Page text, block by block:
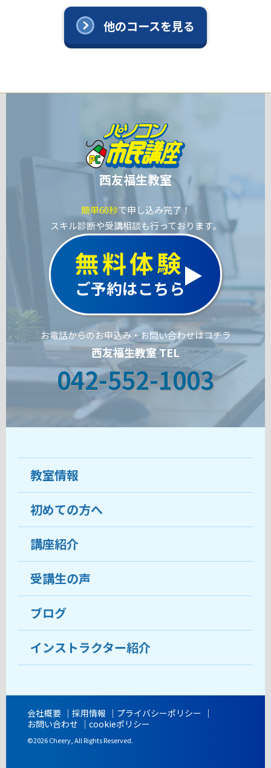
他のコースを見る
西友福生教室
簡単60秒で申し込み完了！
スキル診断や受講相談も行っております。
無料体験
ご予約はこちら
お電話からのお申込み・お問い合わせはコチラ
西友福生教室 TEL
042-552-1003
教室情報
教室について
受講生の声
おすすめ・人気の講座
目的から講座を探す
教室ブログ
開講時間
初めての方へ
ココがおすすめ
料金
受講までの流れ
よくあるご質問
講座紹介
受講生の声
ブログ
インストラクター紹介
会社概要 採用情報
プライバシーポリシー
お問い合わせ
cookieポリシー
©2026 Cheery, All Rights Reserved.